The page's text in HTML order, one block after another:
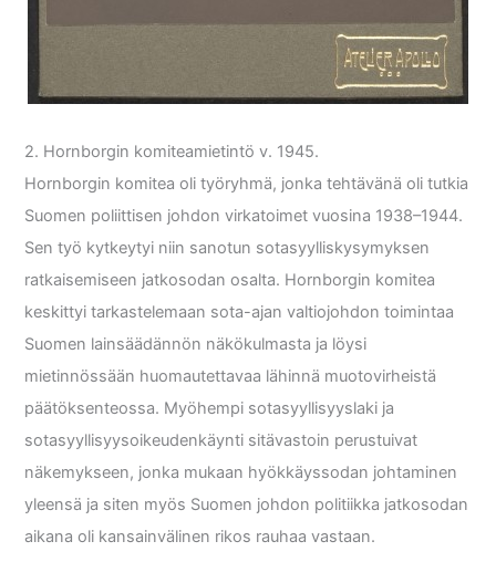
2. Hornborgin komiteamietintö v. 1945.
Hornborgin komitea oli työryhmä, jonka tehtävänä oli tutkia
Suomen poliittisen johdon virkatoimet vuosina 1938–1944.
Sen työ kytkeytyi niin sanotun sotasyylliskysymyksen
ratkaisemiseen jatkosodan osalta. Hornborgin komitea
keskittyi tarkastelemaan sota-ajan valtiojohdon toimintaa
Suomen lainsäädännön näkökulmasta ja löysi
mietinnössään huomautettavaa lähinnä muotovirheistä
päätöksenteossa. Myöhempi sotasyyllisyyslaki ja
sotasyyllisyysoikeudenkäynti sitävastoin perustuivat
näkemykseen, jonka mukaan hyökkäyssodan johtaminen
yleensä ja siten myös Suomen johdon politiikka jatkosodan
aikana oli kansainvälinen rikos rauhaa vastaan.